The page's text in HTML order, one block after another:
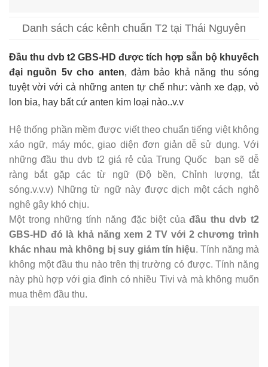
Danh sách các kênh chuẩn T2 tại Thái Nguyên
Đầu thu dvb t2 GBS-HD được tích hợp sẵn bộ khuyếch
đại nguồn 5v cho anten, đảm bảo khả năng thu sóng
tuyệt vời với cả những anten tự chế như: vành xe đạp, vỏ
lon bia, hay bất cứ anten kim loại nào..v.v
Hệ thống phần mềm được viết theo chuẩn tiếng việt không
xáo ngữ, máy móc, giao diện đơn giản dễ sử dụng. Với
những đầu thu dvb t2 giá rẻ của Trung Quốc bạn sẽ dễ
ràng bắt gặp các từ ngữ (Độ bền, Chỉnh lượng, tắt
sóng.v.v.v) Những từ ngữ này được dịch một cách nghô
nghê gây khó chịu.
Một trong những tính năng đặc biệt củađầu thu dvb t2
GBS-HD đó là khả năng xem 2 TV với 2 chương trình
khác nhau mà không bị suy giảm tín hiệu. Tính năng mà
không một đầu thu nào trên thị trường có được. Tính năng
này phù hợp với gia đình có nhiều Tivi và mà không muốn
mua thêm đầu thu.